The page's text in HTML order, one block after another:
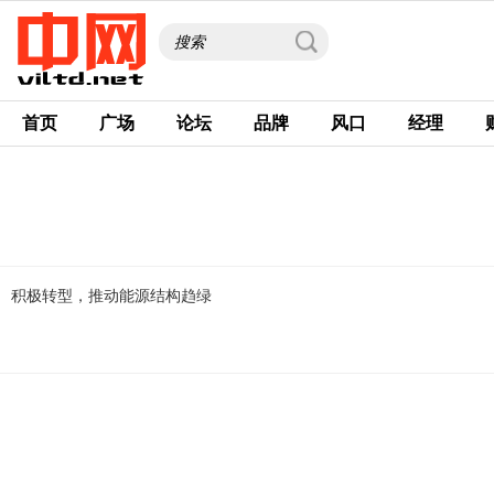
首页 广场 论坛 品牌 风口 经理
积极转型，推动能源结构趋绿